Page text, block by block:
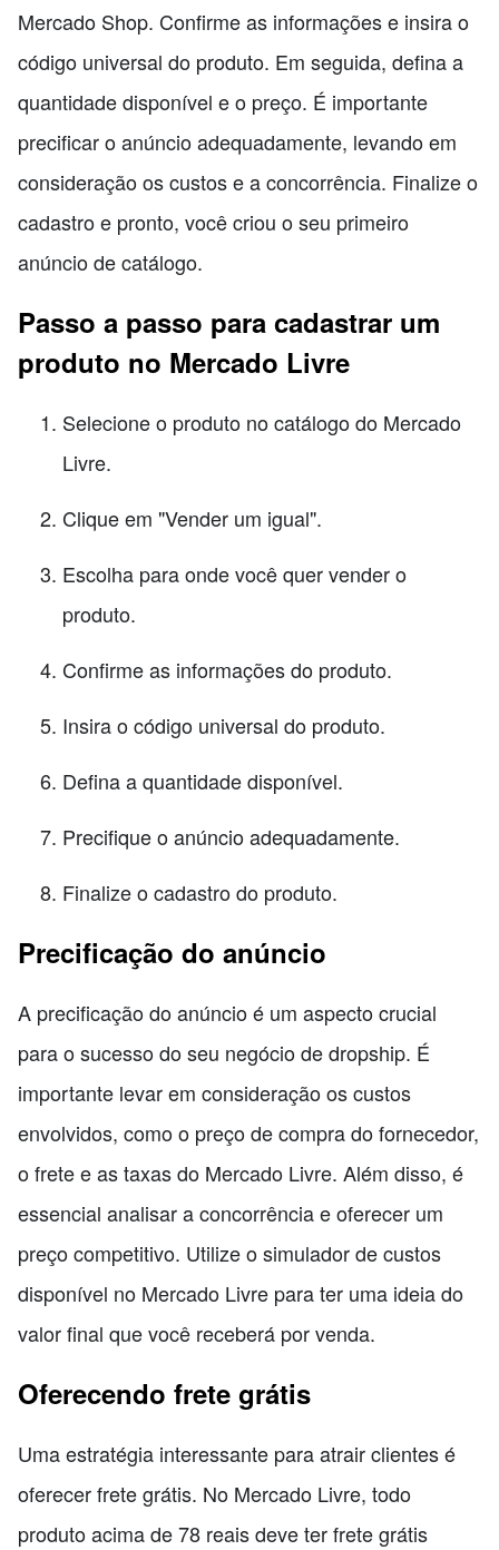
Mercado Shop. Confirme as informações e insira o
código universal do produto. Em seguida, defina a
quantidade disponível e o preço. É importante
precificar o anúncio adequadamente, levando em
consideração os custos e a concorrência. Finalize o
cadastro e pronto, você criou o seu primeiro
anúncio de catálogo.
Passo a passo para cadastrar um
produto no Mercado Livre
Selecione o produto no catálogo do Mercado
Livre.
Clique em "Vender um igual".
Escolha para onde você quer vender o
produto.
Confirme as informações do produto.
Insira o código universal do produto.
Defina a quantidade disponível.
Precifique o anúncio adequadamente.
Finalize o cadastro do produto.
Precificação do anúncio
A precificação do anúncio é um aspecto crucial
para o sucesso do seu negócio de dropship. É
importante levar em consideração os custos
envolvidos, como o preço de compra do fornecedor,
o frete e as taxas do Mercado Livre. Além disso, é
essencial analisar a concorrência e oferecer um
preço competitivo. Utilize o simulador de custos
disponível no Mercado Livre para ter uma ideia do
valor final que você receberá por venda.
Oferecendo frete grátis
Uma estratégia interessante para atrair clientes é
oferecer frete grátis. No Mercado Livre, todo
produto acima de 78 reais deve ter frete grátis